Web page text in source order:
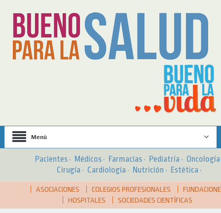
Menú
Pacientes · Médicos · Farmacias · Pediatría ·
Cirugía · Cardiología · Nutrición · Estética ·
ASOCIACIONES COLEGIOS PROFESIONALES
HOSPITALES
SOCIEDADES CIENTÍFICAS